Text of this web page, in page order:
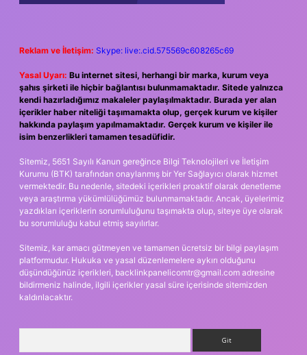
Reklam ve İletişim: Skype: live:.cid.575569c608265c69
Yasal Uyarı: Bu internet sitesi, herhangi bir marka, kurum veya
şahıs şirketi ile hiçbir bağlantısı bulunmamaktadır. Sitede yalnızca
kendi hazırladığımız makaleler paylaşılmaktadır. Burada yer alan
içerikler haber niteliği taşımamakta olup, gerçek kurum ve kişiler
hakkında paylaşım yapılmamaktadır. Gerçek kurum ve kişiler ile
isim benzerlikleri tamamen tesadüfidir.
Sitemiz, 5651 Sayılı Kanun gereğince Bilgi Teknolojileri ve İletişim
Kurumu (BTK) tarafından onaylanmış bir Yer Sağlayıcı olarak hizmet
vermektedir. Bu nedenle, sitedeki içerikleri proaktif olarak denetleme
veya araştırma yükümlülüğümüz bulunmamaktadır. Ancak, üyelerimiz
yazdıkları içeriklerin sorumluluğunu taşımakta olup, siteye üye olarak
bu sorumluluğu kabul etmiş sayılırlar.
Sitemiz, kar amacı gütmeyen ve tamamen ücretsiz bir bilgi paylaşım
platformudur. Hukuka ve yasal düzenlemelere aykırı olduğunu
düşündüğünüz içerikleri, backlinkpanelicomtr@gmail.com adresine
bildirmeniz halinde, ilgili içerikler yasal süre içerisinde sitemizden
kaldırılacaktır.